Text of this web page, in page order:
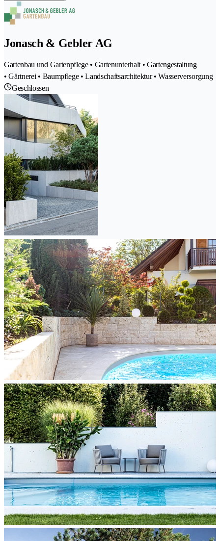
Jonasch & Gebler AG
Gartenbau und Gartenpflege • Gartenunterhalt • Gartengestaltung
• Gärtnerei • Baumpflege • Landschaftsarchitektur • Wasserversorgung
Geschlossen